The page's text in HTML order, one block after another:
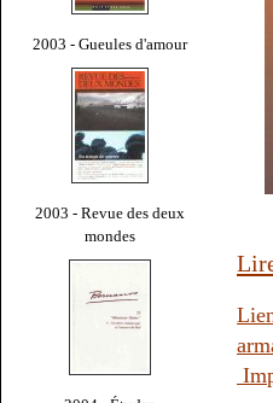
2003 - Gueules d'amour
2003 - Revue des deux
mondes